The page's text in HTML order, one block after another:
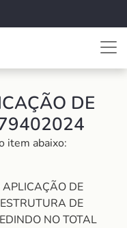
DE
item abaixo:
APLICAÇÃO DE
DE
NO TOTAL